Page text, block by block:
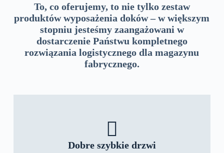
To, co oferujemy, to nie tylko zestaw
produktów wyposażenia doków – w większym
stopniu jesteśmy zaangażowani w
dostarczenie Państwu kompletnego
rozwiązania logistycznego dla magazynu
fabrycznego.
Dobre szybkie drzwi